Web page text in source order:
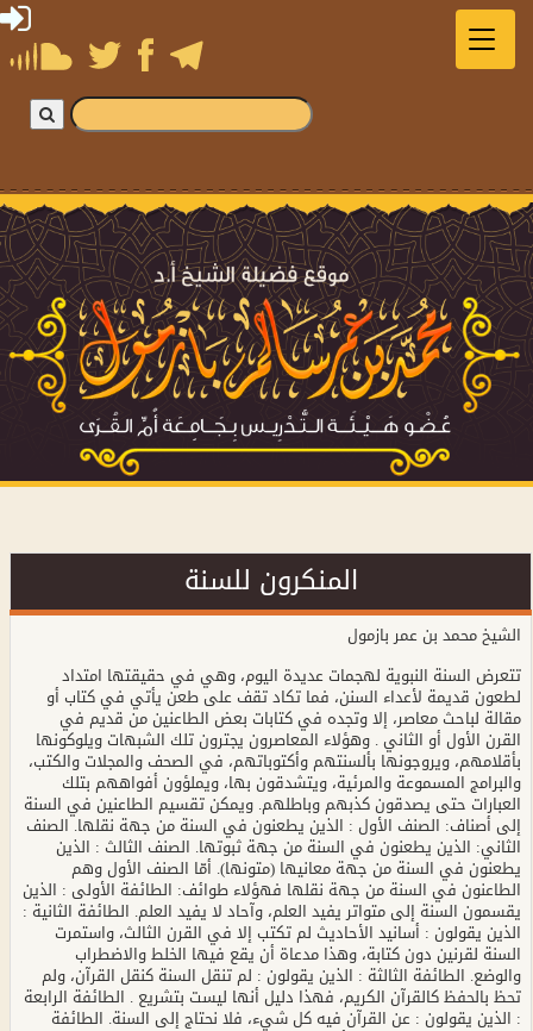
المنكرون للسنة
الشيخ محمد بن عمر بازمول
تتعرض السنة النبوية لهجمات عديدة اليوم، وهي في حقيقتها امتداد لطعون قديمة لأعداء السنن، فما تكاد تقف على طعن يأتي في كتاب أو مقالة لباحث معاصر، إلا وتجده في كتابات بعض الطاعنين من قديم في القرن الأول أو الثاني . وهؤلاء المعاصرون يجترون تلك الشبهات ويلوكونها بأقلامهم، ويروجونها بألسنتهم وأكتوباتهم، في الصحف والمجلات والكتب، والبرامج المسموعة والمرئية، ويتشدقون بها، ويملؤون أفواههم بتلك العبارات حتى يصدقون كذبهم وباطلهم. ويمكن تقسيم الطاعنين في السنة إلى أصناف: الصنف الأول : الذين يطعنون في السنة من جهة نقلها. الصنف الثاني: الذين يطعنون في السنة من جهة ثبوتها. الصنف الثالث : الذين يطعنون في السنة من جهة معانيها (متونها). أمّا الصنف الأول وهم الطاعنون في السنة من جهة نقلها فهؤلاء طوائف: الطائفة الأولى : الذين يقسمون السنة إلى متواتر يفيد العلم، وآحاد لا يفيد العلم. الطائفة الثانية : الذين يقولون : أسانيد الأحاديث لم تكتب إلا في القرن الثالث، واستمرت السنة لقرنين دون كتابة، وهذا مدعاة أن يقع فيها الخلط والاضطراب والوضع. الطائفة الثالثة : الذين يقولون : لم تنقل السنة كنقل القرآن، ولم تحظ بالحفظ كالقرآن الكريم، فهذا دليل أنها ليست بتشريع . الطائفة الرابعة : الذين يقولون : عن القرآن فيه كل شيء، فلا نحتاج إلى السنة. الطائفة الخامسة : المهونون من شأن السنة، فهم لا يردونها، و لكن يهونون من شأنها فهي آحادية، لا تفيد إلا الظن، وهي مختلفة، محل تعارض، والمسألة محل خلاف، وهكذا حتى ينتهي الحال إلى ترك العمل بالسنة. ومنهم أصحاب التفسير الموضوعي الذين يقولون: لا يثبت عنصر للموضوع القرآني جاء في السنة لا بد أن يفرد التفسير الموضوعي فقط للعناصر الواردة في القرآن الكريم. الطائفة السادسة : الذين ينتقدون نقلة السنة، كابي هريرة t، وكعب الأحبار، وبعض الصحابة لروايتهم الإسرائيليات. وأخبث هؤلاء من يأتي بلبوس العلم ويدس السم في الدسم، فهذا عبد الله بن احمد بن محمود، أبو القاسم الكعبي البلخي، رأس المعتزلة ورئيسهم في زمانه وداعيتهم([1]). له مصنف عنوانه: "قبول الأخبار ومعرفة الرجال"([2])، ضمن كتابه أكاذيب في مثالب جملة من الصحابة ورواة الحديث، وكتابه قائم على أساس نصرة مذهب المعتزلة في رد خبر الواحد، وهيئة كتابه رواية وأخبار، وحقيقته كتاب طعن وإعثار على السنن، وكثير من الشبه التي يثيرها أصحاب المدرسة العقلية والطاعنون في السنة مصدرها هذا الكتاب وأمثاله. أمّا الصنف الثاني وهم الطاعنون في السنة من جهة ثبوتها، فهؤلاء طوائف: الطائفة الأولى : متعصبة المقلدة. الطائفة الثانية : أهل الأهواء. الطائفة الثالثة : المستشرقون. الطائفة الرابعة : جهال أهل السنة. ومنهم أصحاب منهج المتقدمين والمتأخرين وهؤلاء وصفهم الشيخ حماد الأنصاري بقوله عن منهج من مناهجهم في كتاب مصنف في ذلك: "هذا كتاب يهدم السنة من الداخل". ومن الناس لا ينتبه فيجعل السنة هي فعله دون تقريره وقوله، عند إطلاقهم لفظة: "خلاف السنة"، على من فعل فعلاً في أعمال الحج لم يفعله الرسول ? مع أن الرسول ? أقر من فعله، بقوله ?. ومنهم من يهتم بالمرفوع فقط دون الموقوف، مع أن فيه جملة كبيرة مما يدخل في المرفوع. أما الصنف الثالث : فهم الذين يطعنون في السنة من جهة نقد المتن، بالكلام على ما تستشكله عقولهم من معانيها، وهؤلاء طوائف: طائفة ترد أحاديث مفردة، كحديث الذبابة، وحديث بئر بضاعة، وحديث سحر النبي ?، وحديث الجساسة، حديث ضرب موسى لملك الموت، وحديث خلق التربة. وطائفة ترد أحاديث كتاب بقصد إسقاطه، وإلغاء حجيته، مثل صاحب كتاب: "جناية البخاري". وطائفة ترد أحاديث موضوع معين، كالذين يتكلمون عن أحاديث أحكام المرأة ويرون أن فيها ما يخالف حقوق المرأة، فيردونها بالطعن فيها، كحديث أمر المرأة بطاعة زوجها والإحسان إليه: "لو كنت آمراً أحداً بالسجود لغير الله..." الحديث، وحديث نهي علي t أن يتزوج بنت أبي جهل على فاطمة، وكالذين يردون أحاديث الصفات، لأنها اشتبهت عليهم، وصارت عندهم من المشكلات، وكالذين يردون أحاديث الطب، والذين يردون أحاديث الفتن، والذين يردون الأحاديث المشكلة المتعارضة المختلفة، المخالفة للعلم، بزعمهم. وطائفة تنتقد جمهور السنة، مثل صاحب كتاب : "أضواء على السنة المحمدية" لأبي رية. وهنا مهمات : الأولى : معنى الشبهة : قال ابن فارس في معجم مقاييس اللغة : (شبه) الشين والباء والهاء أصلٌ واحدٌ يدلُّ على تشابُه الشّيء وتشاكُلِهِ لوناً وَوَصْفاً. يقال شِبْه وشَبَه وشَبيه. والشّبَهُ من الجواهر: الذي يشبه الذّهَب. والمُشَبِّهَات من الأمور: المشكلات. واشتبه الأمرانِ، إذا أَشْكَلاَ. قال الراغب الأصفهاني (ت502هـ) رحمه الله: "والشبهة هو أن لا يتميز أحد الشيئين من الآخر لما بينهما من التشابه عينا كان أو معنى. قال: ]وَأُتُوا بِهِ مُتَشَابِهاً[ (البقرة: من الآية25) أي : يشبه بعضه بعضا لونا لا طعما وحقيقة. وقيل: متماثلا في الكمال والجودة. ... ... وقوله: ]وَأُخَرُ مُتَشَابِهَاتٌ[ (آل عمران: من الآية7) والمتشابه من القرآن ما أشكل تفسيره لمشابهته بغيره إما من حيث اللفظ أو من حيث المعنى. فقال الفقهاء : المتشابه ما لا ينبئ ظاهره عن مراده"اهـ([3]) . والشبهات جمع شبهة، وسميت شبهة لأنها مبنية على ما يظنه أصحابها دليلاً علمياً فتشبه الحق، والحقيقة ليست كذلك، فالشبهة عبارة عن تشبيه الباطل بالحق، فإذا شبّه الباطل بالحق من جهة أن الباطل يظن أن له دليلاً وبرهاناً، فيعارض به الحق، صار هذا الباطل بما يظن معه من الدليل شبهة. والشبهة والمُشَبَّهة هي المسائل المعضلة أو المشكلة التي تلتبس على الناس كما جاء في بعض ألفاظ حديث النعمان بن بشير المشهور قال «الْحَلاَلَ بَيِّنٌ، والْحَرَامَ بَيِّنٌ، وَبَيْنَهُمَا أُمُورٌ مُشَبَّهات» أو «مُشْتَبِهَاتٌ» سميت مشبَّهة ومشتبهة لأنّ الأمر فيها يشتبه على الناظر فيه، وهكذا الشبهة تُلقى؛ يلقيها الشيطان أو يلقيها أعوانه أو تأتي في الذهن فيشتبه معها الحق ويشتبه الباطل معها بالحق، فيصبح الأمر غير واضح بها. الثانية : أهمية كشف الشبهات : إنّ إزالة وكشف الشبهات من أصول هذا الدين؛ لأن الله جل وعلا رد على المشركين في القرآن ودحض شبهاتِهم وأقوالَهم، قال جل وعلا: ?وَالَّذِينَ يُحَاجُّونَ فِي اللَّهِ مِنْ بَعْدِ مَا اسْتُجِيبَ لَهُ حُجَّتُهُمْ دَاحِضَةٌ عِنْدَ رَبِّهِمْ وَعَلَيْهِمْ غَضَبٌ? (الشورى:16). وكل من يجادل بالباطل ليست له حجة أو علم، لكن يحتج بأمور يظنها علماً ً، فحجته داحضة. والرد على أهل البدع والباطل والذب عن الإسلام، باب من أبواب الجهاد؛ وقد سمى الله عزوجل الرد على الكافرين في العهد المكي جهاداً، قال تعالى: ]فَلا تُطِعِ الْكَافِرِينَ وَجَاهِدْهُمْ بِهِ جِهَاداً كَبِيراً[ (الفرقان:52). ويقول ابن تيمية رحمه الله: "والمناظرة تارة تكون بين الحق والباطل. وتارة بين القولين الباطلين لتبين بطلانهما أو بطلان أحدهما أو كون أحدهما أشد بطلانا من الآخر؛ فإن هذا ينتفع به كثيرا في أقوال أهل الكلام والفلسفة وأمثالهم، ممن يقول أحدهم القول الفاسد، وينكر على منازعه ما هو أقرب منه إلى الصواب؛ فيبين أن قول منازعه أحق بالصحة إن كان قوله صحيحا. وأن قوله أحق بالفساد إن كان قول منازعه فاسدا، لتنقطع بذلك حجة الباطل، فإن هذا أمر مهم إذ كان المبطلون يعارضون نصوص الكتاب والسنة بأقوالهم؛ فإن بيان فسادها أحد ركني الحق وأحد المطلوبين، فإن هؤلاء لو تركوا نصوص الأنبياء لهدت وكفت، ولكن صالوا عليها صول المحاربين لله ولرسوله، فإذا دفع صيالهم وبين ضلالهم كان ذلك من أعظم الجهاد في سبيل الله"اهـ([4]). و قال ابن قيم الجوزية: "أما جهاد الشيطان فمرتبتان : إحداهما : جهاده على دفع ما يلقى إلى العبد من الشبهات والشكوك القادحة في الإيمان. الثانية : جهاده على دفع ما يلقي إليه من الإرادات الفاسدة والشهوات فالجهاد الأول يكون بعده اليقين والثاني يكون بعده الصبر قال تعالى :] وَجَعَلْنَا مِنْهُمْ أَئِمَّةً يَهْدُونَ بِأَمْرِنَا لَمَّا صَبَرُوا وَكَانُوا بِآياتِنَا يُوقِنُونَ[ (السجدة:24). فأخبر أن إمامة الدين إنما تنال بالصبر واليقين فالصبر يدفع الشهوات والإرادات الفاسدة واليقين يدفع الشكوك والشبهات"اهـ([5]). ومن جهاد أهل الباطل ودفع صيالهم على أهل الحق: أهل السنة، أن يرد على شبهاتهم، وما يظنونه أدلة لهم على باطلهم، حتى يحذرها المسلم. الثالثة : حكم كشف الشبهات : وإزالة الشبه التي شبه بها أعداء الملة وأعداء الدين فرض من فروض الكفايات في هذه الشريعة وواجب من الواجبات، لا بد أن يوجد من يقوم به وإلا أثم الجميع. ومن أهم الموارد لهذا الموضوع كتب الردود، ولذا نجد أنها من أوائل المصنفات، بل لا يكاد يوجد كتاب حديثي مبوب إلا وتضمن في أبوابه تراجم فيها الرد على المخالفين. الرابعة : ليس كل من رد حديثا هو من أصحاب الأغراض الباطلة، والأهواء الردية، فقد يحصل أن بعض الفضلاء بل وأهل العلم من يؤديه اجتهاده إلى إنكار بعض الأحاديث وردّها، وهذا ليس بمنهج له، و لا سبيل له يسلكه دائماً، لكن قام عنده في هذا الحديث بعينه ما جعله ينتقده ويرده، خالف فيه ما عليه أهل العلم من حيث لا يشعر. ومن القرائن الدالة على أنه ليس من أهل الأغراض الخبيثة، والأهواء الردية: 1 ) أن هذا ليس بمنهج له. 2 ) أن طريقته عموماً تعظيم السنة. 3 ) شهادة أهل العلم له بالفضل . الخامسة : بعض الأصناف قد تجتمع في فرقة واحدة، فالقرآنيون مثلاً احتجوا بشبه ترجع إلى النقل وشبه ترجع إلى الثبوت. والمستشرقون والعقلانيون سلكوا عامة المسالك فهم يجترون الباطل من الجميع ويلوكونه ويروحون ويجيئون فيه. السادسة : تتشابه الشبه أحياناً عند عدة طوائف، وهم يصيغونها من الجهة التي يريدونها مؤيدة لباطلهم. السابعة : من نظر في كتب الردود وجدها متشابهة في فحواها، وإنما تتعدد الصياغة، وأسلوب طرح الرد تبعاً لأسلوب صياغة الشبهة. الثامنة : الجهات التي تقع منها الشبهة، الشبهة إحداث في الشريعة [والإحداث في الشريعة إنما يقع من الجهات التالية: إمّا من جهة الجهل. وإمّا من جهة تحسين الظن بالعقل. وإمّا من جهة اتباع الهوى، في طلب الحق. وهذا الحصر بحسب الاستقراء، من الكتاب والسنة، إلا أن الجهات الثلاث، قد تنفرد وقد تجتمع، فإذا اجتمعت فتارة تجتمع منها اثنتان، وتارة تجتمع الثلاث. فأمّا من جهة الجهل؛ فتارة تتعلق بالأدوات التي بها تفهم المقاصد، وتارة تتعلق بالمقاصد. وأمّا من جهة تحسين الظن؛ فتارة يشرك في التشريع مع الشرع، وتارة يقدِّم عليها، وهذان النوعان يرجعان إلى نوع واحد. وأمّا من جهة اتباع الهوى؛ فمن شأنه أن يغلب الفهم حتى يقلب صاحبه الأدلة، ويلوي أعناق النصوص، أو يستند إلى غير دليل، وهذان النوعان يرجعان إلى نوع واحد. فالجميع أربعة أنواع، وهي: 1- الجهل بأدوات الفهم. 2- والجهل بالمقاصد. 3- وتحسين الظن بالعقل. 4- واتباع الهوى]([6]). ومنه تعلم أن الشبه على نوعين : الأول : ما كان منها من باب التباس الأمور بسبب الجهل، وتحسين الظن بالعقل، وهذا لا يسلم منه حتى بعض طلاب الحق، فقد تلتبس على المسلم أمور غامضة بالنسبة إليه، لا يعلمها كثير من الناس، كما قال الرسول r: "وبينهما أمور مشتبهات لا يعلمها كثير من الناس"؛ فأفاد حصول أمور تلتبس على كثير من الناس. وأفاد أن بعض الناس وهم العلماء يعلمونها ويميزونها، فلا تشتبه عليهم. وأفاد تجويز حصول ذلك من جهة مقدار علم الناس وفهمهم. الثاني : ما كان من باب إتباع الهوى والبدعة والإمعان فيه، حيث ترى بعض الناس يريد الاعتراض على ما يقرره العلماء لأنه لا يعجبه و لا يرضيه، أو لا يوافق ما يعتقد أنه الحق، فبشغب بالاعتراض وإلقاء الشبه، إمعاناً في الباطل، غياً وعدوناً. وهذا مسلك أهل الضلال وأهل الباطل. والغرض من بيان جهات الاشتباه أن لا يظن أن كل من وقع في هذه الشبه هو من أهل الأهواء، بل قد يقع المسلم الذي لا يتبع هواه فيها جهلاً، والواجب عليه إذا بلغه البيان أن يستفيد ويرجع عن الباطل الذي كان عليه، فإن الحق هو طلبة المسلم، وليس بين أحد والحق عداء إن شاء الله تعالى! التاسعة : علامات أصحاب الأهواء: منها أن لا يذعن للحق والدليل إذا ما استب